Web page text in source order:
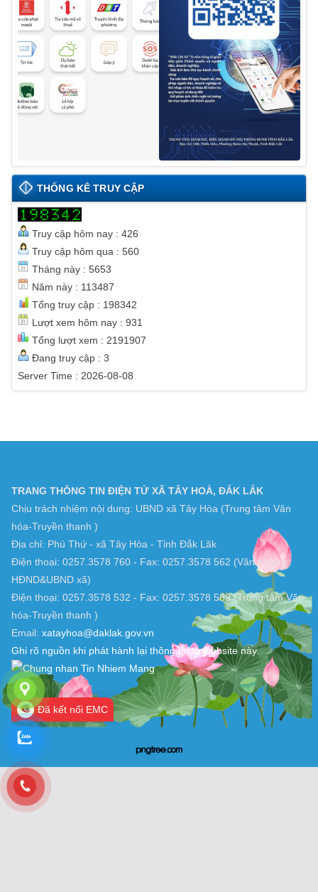
THỐNG KÊ TRUY CẬP
Truy cập hôm nay : 426
Truy cập hôm qua : 560
Tháng này : 5653
Năm này : 113487
Tổng truy cập : 198342
Lượt xem hôm nay : 931
Tổng lượt xem : 2191907
Đang truy cập : 3
Server Time : 2026-08-08
TRANG THÔNG TIN ĐIỆN TỬ XÃ TÂY HOÀ, ĐẮK LẮK
Chịu trách nhiệm nội dung: UBND xã Tây Hòa (Trung tâm Văn
hóa-Truyền thanh )
Địa chỉ: Phú Thứ - xã Tây Hòa - Tỉnh Đắk Lăk
Điện thoại: 0257.3578 760 - Fax: 0257.3578 562 (Văn phòng
HĐND&UBND xã)
Điện thoại: 0257.3578 532 - Fax: 0257.3578 589 (Trung tâm Văn
hóa-Truyền thanh )
Email: xatayhoa@daklak.gov.vn
Ghi rõ nguồn khi phát hành lại thông tin từ website này.
Đã kết nối EMC